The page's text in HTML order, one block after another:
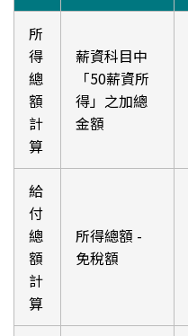
所
得
總
額
計
算
薪資科目中
「50薪資所
得」之加總
金額
給
付
總
額
計
算
所得總額 -
免稅額